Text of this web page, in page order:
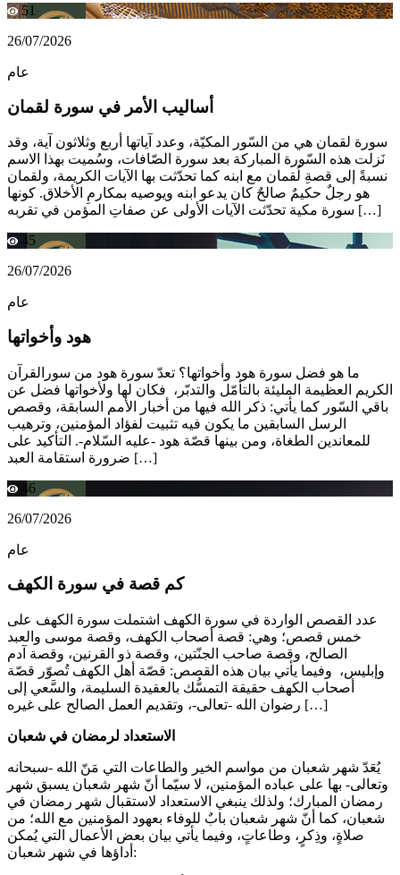
51
26/07/2026
عام
أساليب الأمر في سورة لقمان
سورة لقمان هي من السّور المكيّة، وعدد آياتها أربع وثلاثون آية، وقد
نَزلت هذه السّورة المباركة بعد سورة الصّافات، وسُميت بهذا الاسم
نسبةً إلى قصةِ لُقمان مع ابنه كما تحدّثت بها الآيات الكريمة، ولقمان
هو رجلٌ حكيمٌ صالحٌ كان يدعو ابنه ويوصيه بمكارمِ الأخلاق. كونها
سورة مكية تحدّثت الآيات الأولى عن صفاتِ المؤمن في تقربه […]
45
26/07/2026
عام
هود وأخواتها
ما هو فضل سورة هود وأخواتها؟ تعدّ سورة هود من سورالقرآن
الكريم العظيمة المليئة بالتأمّل والتدبّر، فكان لها ولأخواتها فضل عن
باقي السّور كما يأتي: ذكر الله فيها من أخبار الأمم السابقة، وقصص
الرسل السابقين ما يكون فيه تثبيت لفؤاد المؤمنين، وترهيب
للمعاندين الطغاة، ومن بينها قصّة هود -عليه السّلام-. التأكيد على
ضرورة استقامة العبد […]
46
26/07/2026
عام
كم قصة في سورة الكهف
عدد القصص الواردة في سورة الكهف اشتملت سورة الكهف على
خمس قصص؛ وهي: قصة أصحاب الكهف، وقصة موسى والعبد
الصالح، وقصة صاحب الجنّتين، وقصة ذو القرنين، وقصة آدم
وإبليس، وفيما يأتي بيان هذه القصص: قصّة أهل الكهف تُصوّر قصّة
أصحاب الكهف حقيقة التمسُّك بالعقيدة السليمة، والسَّعي إلى
رضوان الله -تعالى-، وتقديم العمل الصالح على غيره […]
الاستعداد لرمضان في شعبان
يُعَدّ شهر شعبان من مواسم الخير والطاعات التي مَنّ الله -سبحانه
وتعالى- بها على عباده المؤمنين، لا سيّما أنّ شهر شعبان يسبق شهر
رمضان المبارك؛ ولذلك ينبغي الاستعداد لاستقبال شهر رمضان في
شعبان، كما أنّ شهر شعبان بابٌ للوفاء بعهود المؤمنين مع الله؛ من
صلاةٍ، وذِكرٍ، وطاعاتٍ، وفيما يأتي بيان بعض الأعمال التي يُمكن
أداؤها في شهر شعبان: